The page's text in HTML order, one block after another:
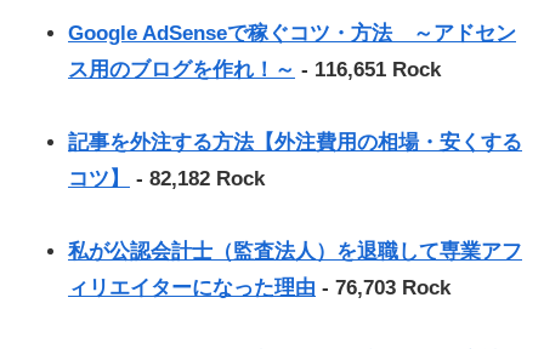
Google AdSenseで稼ぐコツ・方法 ～アドセン
ス用のブログを作れ！～ - 116,651 Rock
記事を外注する方法【外注費用の相場・安くする
コツ】
- 82,182 Rock
私が公認会計士（監査法人）を退職して専業アフ
ィリエイターになった理由 - 76,703 Rock